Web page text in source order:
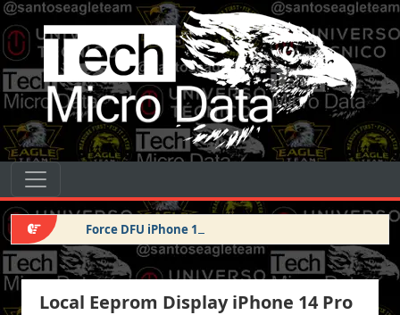
Pular para o conteúdo
Tech Micro Data
Pular para o conteúdo
Navegação principal
Force DFU iPhone 14 Pro Max
Local Eeprom Display iPhone 14 Pro